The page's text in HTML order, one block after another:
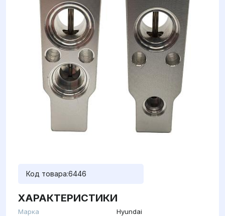
Код товара:6446
ХАРАКТЕРИСТИКИ
Марка
Hyundai